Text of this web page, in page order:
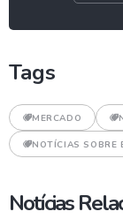
Tags
MERCADO
NOTÍCIAS SOBRE
Notícias